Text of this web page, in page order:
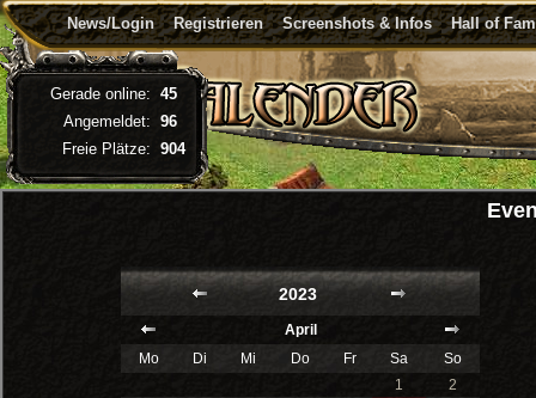
News/Login Registrieren Screenshots & Infos Hall of
2023
April
Mo
Di Mi Do Fr Sa
So
1
2
Gerade online: 45
Angemeldet: 96
Freie Plätze: 904